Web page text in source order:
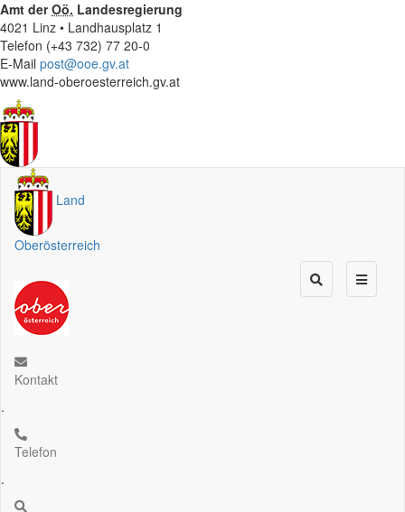
Amt derOö. Landesregierung
4021 Linz • Landhausplatz 1
Telefon (+43 732) 77 20-0
E-Mail post@ooe.gv.at
www.land-oberoesterreich.gv.at
Land
Oberösterreich
Kontakt
.
Telefon
.